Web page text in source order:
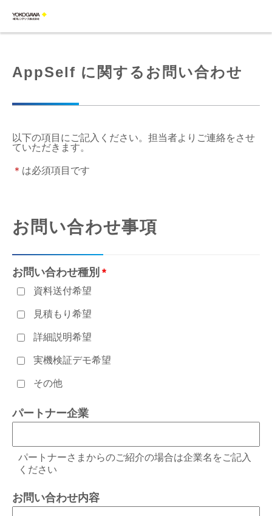
AppSelf に関するお問い合わせ
以下の項目にご記入ください。担当者よりご連絡をさせ
ていただきます。
＊ は必須項目です
お問い合わせ事項
お問い合わせ種別
資料送付希望
見積もり希望
詳細説明希望
実機検証デモ希望
その他
パートナー企業
パートナーさまからのご紹介の場合は企業名をご記入
ください
お問い合わせ内容